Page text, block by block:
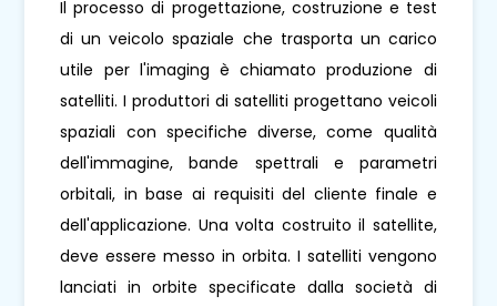
Il processo di progettazione, costruzione e test
di un veicolo spaziale che trasporta un carico
utile per l'imaging è chiamato produzione di
satelliti. I produttori di satelliti progettano veicoli
spaziali con specifiche diverse, come qualità
dell'immagine, bande spettrali e parametri
orbitali, in base ai requisiti del cliente finale e
dell'applicazione. Una volta costruito il satellite,
deve essere messo in orbita. I satelliti vengono
lanciati in orbite specificate dalla società di